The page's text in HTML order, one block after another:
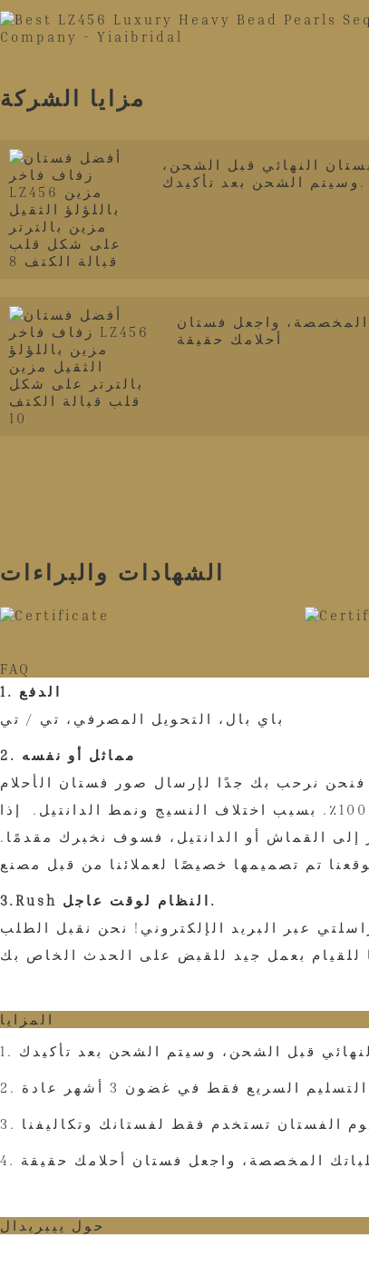
مزايا الشركة
النهائي قبل الشحن،
وسيتم الشحن بعد تأكيدك.
المخصصة، واجعل فستان
أحلامك حقيقة
الشهادات والبراءات
FAQ
1. الدفع
باي بال، التحويل المصرفي، تي / تي
2. مماثل أو نفسه
نرحب بك جدًا لإرسال صور فستان الأحلام
إلينا. عمل مخصص وفقًا لصورتك المرجعية أو تصميم الرسم، التشابه هو 80%-90%. لا يمكن أن يكون نفسه 100٪. بسبب اختلاف النسيج ونمط الدانتيل. إذا
وإذا كنا نفتقر إلى القماش أو الدانتيل، فسوف نخبرك مقدمًا.
3.Rush النظام لوقت عاجل.
الانتظار، يرجى مراسلتي عبر البريد الإلكتروني! نحن نقبل الطلب
المزايا
المخصصة، واجعل فستان أحلامك حقيقة
حول ييبريدال